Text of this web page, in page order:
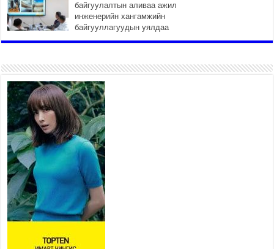
байгуулалтын аливаа ажил
инженерийн хангамжийн
байгууллагуудын уялдаа
холбоогүйгээс саатах ёсгүй
“Сэлбэ 20 минутын хот”
төслийн анхны 12 давхар
барилгын үндсэн карказ,
цутгалтын ажил дууслаа
2026 оны 7 сар 20 / 17 цаг 17 минут
Мопед, скүүтер, тэдгээртэй
адилтгах үзүүлэлт бүхий
тээврийн хэрэгсэлтэй
холбоотой нийслэлийн засаг
дарга захирамж гаргалаа
2026 оны 7 сар 20 / 17 цаг 11 минут
Төв цэвэрлэх байгууламжид хоногт дунджаар 3
тонн хатуу хог хаягдал ирж байна
2026 оны 7 сар 20 / 12 цаг 06 минут